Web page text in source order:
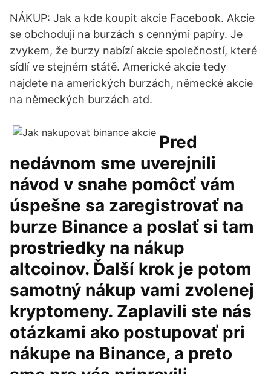
NÁKUP: Jak a kde koupit akcie Facebook. Akcie
se obchodují na burzách s cennými papíry. Je
zvykem, že burzy nabízí akcie společností, které
sídlí ve stejném státě. Americké akcie tedy
najdete na amerických burzách, německé akcie
na německých burzách atd.
Pred
nedávnom sme uverejnili
návod v snahe pomôcť vám
úspešne sa zaregistrovať na
burze Binance a poslať si tam
prostriedky na nákup
altcoinov. Ďalší krok je potom
samotný nákup vami zvolenej
kryptomeny. Zaplavili ste nás
otázkami ako postupovať pri
nákupe na Binance, a preto